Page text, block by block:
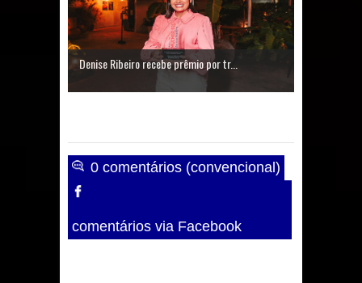
Denise Ribeiro recebe prêmio por tr...
0 comentários (convencional)
comentários via Facebook